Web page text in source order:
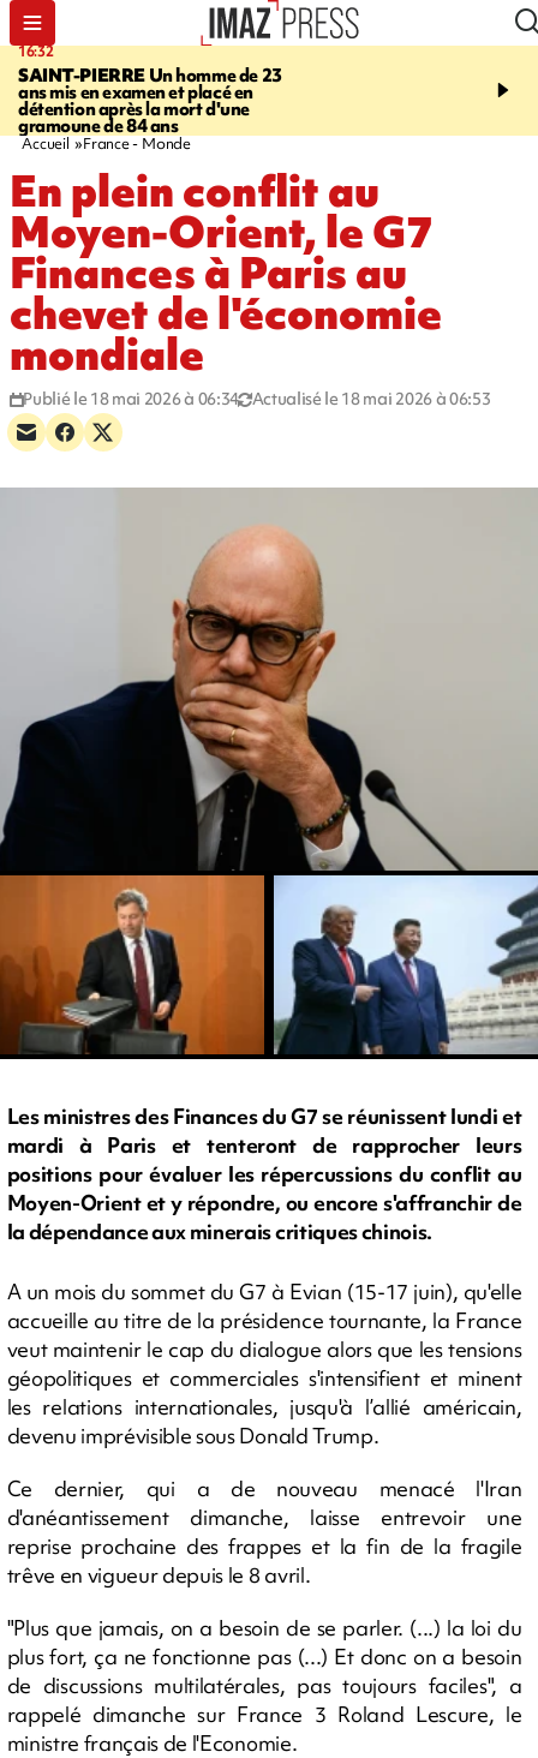
16:32
SAINT-PIERREUn homme de 23
ans mis en examen et placé en
détention après la mort d'une
gramoune de 84 ans
21:08
et Turquie scellent un
Accueil France - Monde
En plein conflit au
Moyen-Orient, le G7
Finances à Paris au
chevet de l'économie
mondiale
Publié le 18 mai 2026 à 06:34 Actualisé le 18 mai 2026 à 06:53
Les ministres des Finances du G7 se réunissent lundi et
mardi à Paris et tenteront de rapprocher leurs
positions pour évaluer les répercussions du conflit au
Moyen-Orient et y répondre, ou encore s'affranchir de
la dépendance aux minerais critiques chinois.
A un mois du sommet du G7 à Evian (15-17 juin), qu'elle
accueille au titre de la présidence tournante, la France
veut maintenir le cap du dialogue alors que les tensions
géopolitiques et commerciales s'intensifient et minent
les relations internationales, jusqu'à l’allié américain,
devenu imprévisible sous Donald Trump.
Ce dernier, qui a de nouveau menacé l'Iran
d'anéantissement dimanche, laisse entrevoir une
reprise prochaine des frappes et la fin de la fragile
trêve en vigueur depuis le 8 avril.
"Plus que jamais, on a besoin de se parler. (...) la loi du
plus fort, ça ne fonctionne pas (...) Et donc on a besoin
de discussions multilatérales, pas toujours faciles", a
rappelé dimanche sur France 3 Roland Lescure, le
ministre français de l'Economie.